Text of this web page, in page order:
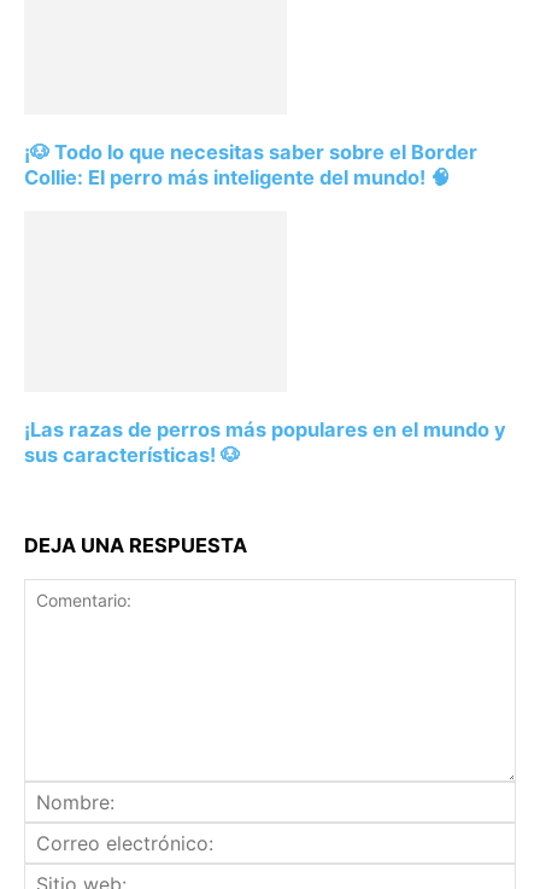
¡🐶 Todo lo que necesitas saber sobre el Border
Collie: El perro más inteligente del mundo! 🧠
¡Las razas de perros más populares en el mundo y
sus características! 🐶
DEJA UNA RESPUESTA